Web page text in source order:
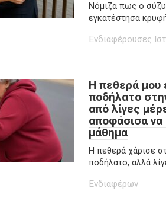
Νόμιζα πως ο
εγκατέστησα
Ενδιαφέρουσες
Η πεθερά μου
ποδήλατο
από λίγες
αποφάσισα
μάθημα
Η πεθερά χάρισε
ποδήλατο, αλλά
Ενδιαφέρων